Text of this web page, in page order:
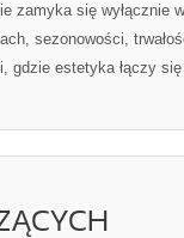
zamyka się wyłącznie
sezonowości,
gdzie estetyka łączy